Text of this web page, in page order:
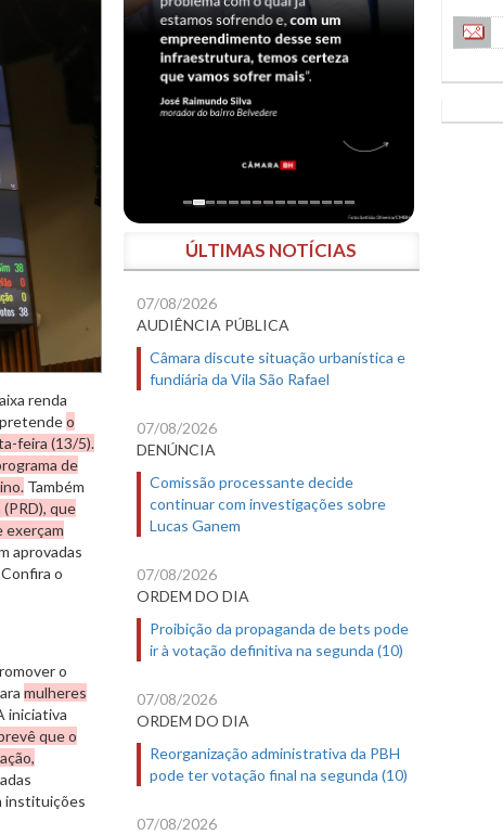
renda
o
feira (13/5).
de
Também
que
exerçam
aprovadas
o
o
mulheres
iniciativa
que o
instituições
ÚLTIMAS NOTÍCIAS
07/08/2026
AUDIÊNCIA PÚBLICA
Câmara discute situação urbanística e
fundiária da Vila São Rafael
07/08/2026
DENÚNCIA
Comissão processante decide
continuar com investigações sobre
Lucas Ganem
07/08/2026
ORDEM DO DIA
Proibição da propaganda de bets pode
ir à votação definitiva na segunda (10)
07/08/2026
ORDEM DO DIA
Reorganização administrativa da PBH
pode ter votação final na segunda (10)
07/08/2026